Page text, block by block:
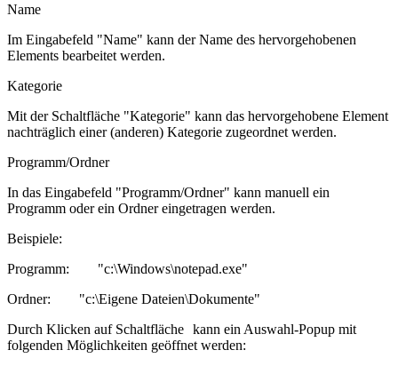
Name
Im Eingabefeld "Name" kann der Name des hervorgehobenen
Elements bearbeitet werden.
Kategorie
Mit der Schaltfläche "Kategorie" kann das hervorgehobene Element
nachträglich einer (anderen) Kategorie zugeordnet werden.
Programm/Ordner
In das Eingabefeld "Programm/Ordner" kann manuell ein
Programm oder ein Ordner eingetragen werden.
Beispiele:
Programm:
"c:\Windows\notepad.exe"
Ordner:
"c:\Eigene Dateien\Dokumente"
Durch Klicken auf Schaltfläche kann ein Auswahl-Popup mit
folgenden Möglichkeiten geöffnet werden: